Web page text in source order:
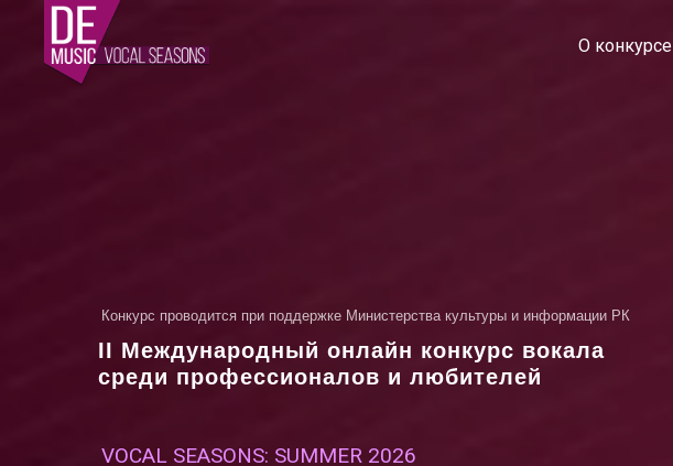
О конкурсе
II Международный онлайн конкурс вокала
среди профессионалов и любителей
Конкурс проводится при поддержке Министерства культуры и информации РК
VOCAL SEASONS: SUMMER 2026